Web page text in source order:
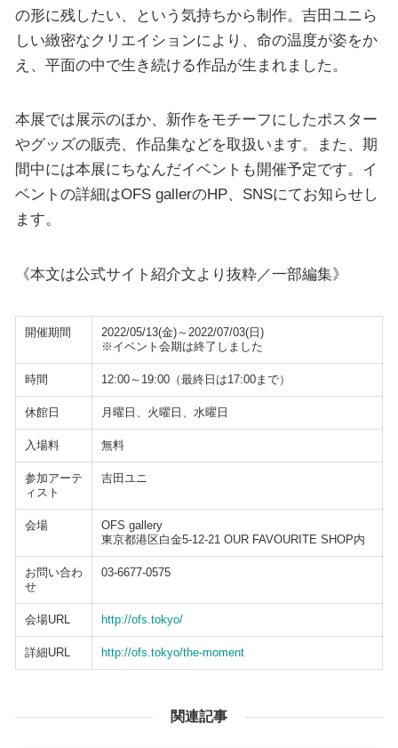
の形に残したい、という気持ちから制作。吉田ユニら
しい緻密なクリエイションにより、命の温度が姿をか
え、平面の中で生き続ける作品が生まれました。
本展では展示のほか、新作をモチーフにしたポスター
やグッズの販売、作品集などを取扱います。また、期
間中には本展にちなんだイベントも開催予定です。イ
ベントの詳細はOFS gallerのHP、SNSにてお知らせし
ます。
《本文は公式サイト紹介文より抜粋／一部編集》
開催期間
2022/05/13(金)～2022/07/03(日)
※イベント会期は終了しました
時間 12:00～19:00（最終日は17:00まで）
休館日 月曜日、火曜日、水曜日
入場料 無料
参加アーテ
ィスト
吉田ユニ
会場
OFS gallery
東京都港区白金5-12-21 OUR FAVOURITE SHOP内
お問い合わ
せ
03-6677-0575
会場URL http://ofs.tokyo/
詳細URL http://ofs.tokyo/the-moment
関連記事